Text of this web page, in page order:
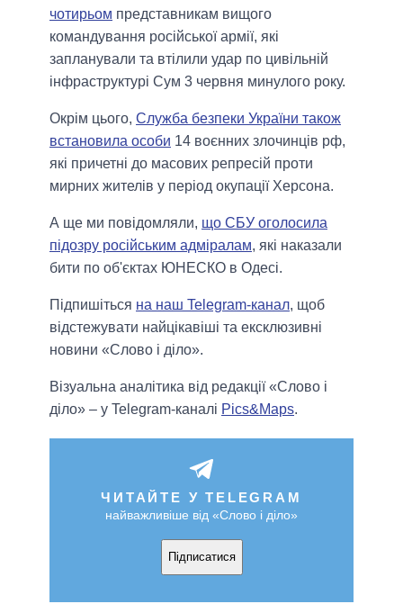
чотирьом представникам вищого
командування російської армії, які
запланували та втілили удар по цивільній
інфраструктурі Сум 3 червня минулого року.
Окрім цього, Служба безпеки України також
встановила особи 14 воєнних злочинців рф,
які причетні до масових репресій проти
мирних жителів у період окупації Херсона.
А ще ми повідомляли, що СБУ оголосила
підозру російським адміралам, які наказали
бити по об'єктах ЮНЕСКО в Одесі.
Підпишіться на наш Telegram-канал, щоб
відстежувати найцікавіші та ексклюзивні
новини «Слово і діло».
Візуальна аналітика від редакції «Слово і
діло» – у Telegram-каналі Pics&Maps.
ЧИТАЙТЕ У TELEGRAM
найважливіше від «Слово і діло»
Підписатися